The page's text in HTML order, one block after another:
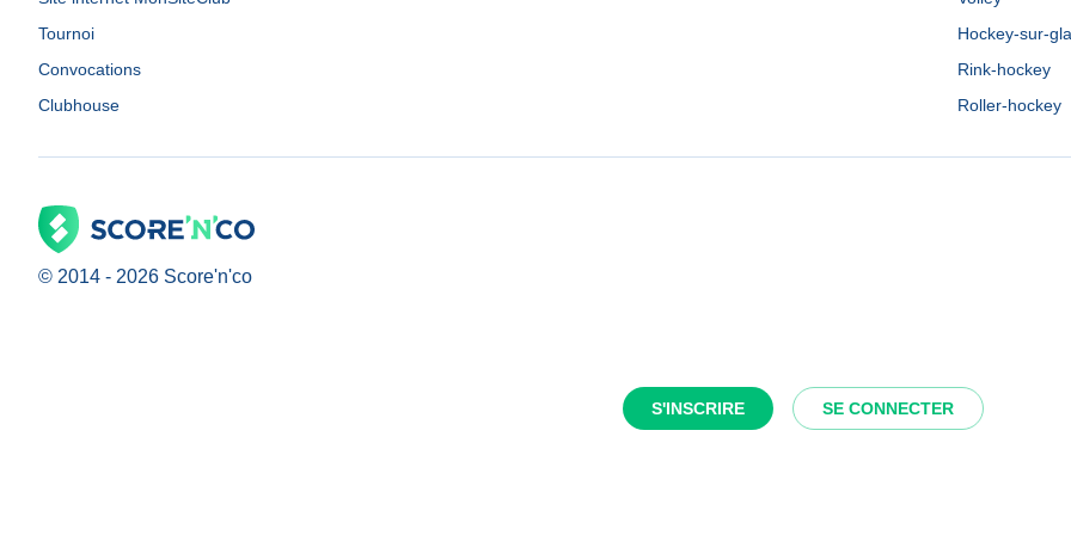
S'INSCRIRE SE CONNECTER
Tournoi
Convocations
Clubhouse
Hockey-sur-
Rink-hockey
Roller-hockey
© 2014 - 2026 Score'n'co